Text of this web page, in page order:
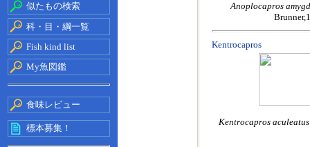
似たもの検索
科・目・綱一覧
Fish kind list
My魚図鑑
食味レビュー
標本募集！
Anoplocapros
Kentrocapros
Kentrocapros